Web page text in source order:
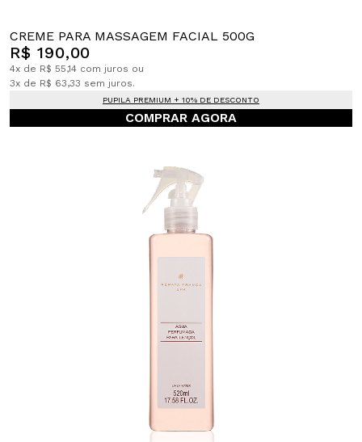
CREME PARA MASSAGEM FACIAL 500G
R$ 190,00
4x de R$ 55,14 com juros ou
3x de R$ 63,33 sem juros.
PUPILA PREMIUM + 10% DE DESCONTO
COMPRAR AGORA